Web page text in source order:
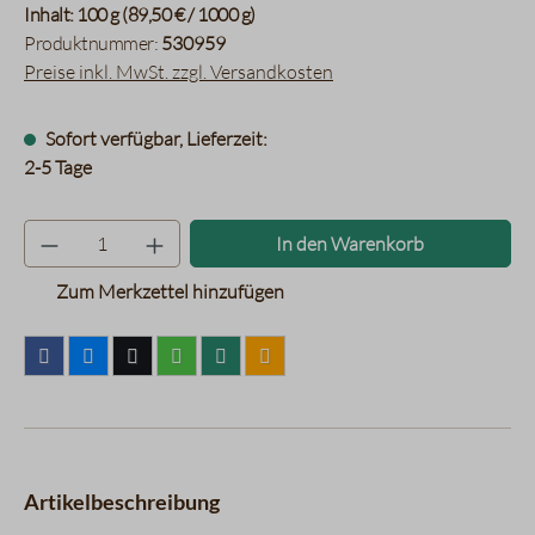
Inhalt: 100 g(89,50 € / 1000 g)
Produktnummer: 530959
Preise inkl. MwSt. zzgl. Versandkosten
Sofort verfügbar, Lieferzeit:
2-5 Tage
Produkt Anzahl: Gib den
In den Warenkorb
Zum Merkzettel hinzufügen
Artikelbeschreibung